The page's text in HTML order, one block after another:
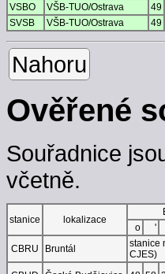
VSBO
VŠB-TUO/Ostrava 49
SVSB
VŠB-TUO/Ostrava 49
Nahoru
Ověřené
Souřadnice
včetně.
stanice lokalizace
o
'
CBRU
Bruntál
stanice
CJES)